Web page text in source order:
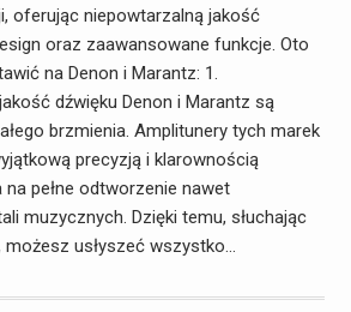
oferując niepowtarzalną jakość
oraz zaawansowane funkcje. Oto
na Denon i Marantz: 1.
dźwięku Denon i Marantz są
brzmienia. Amplitunery tych marek
precyzją i klarownością
pełne odtworzenie nawet
muzycznych. Dzięki temu, słuchając
usłyszeć wszystko…